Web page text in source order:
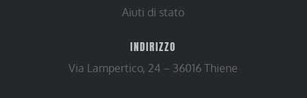
Aiuti di stato
INDIRIZZO
Via Lampertico, 24 – 36016 Thiene